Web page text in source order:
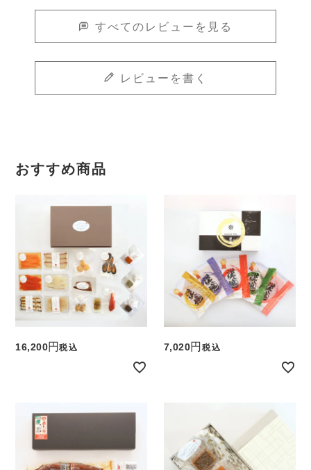
すべてのレビューを見る
レビューを書く
おすすめ商品
16,200 税込 7,020 税込